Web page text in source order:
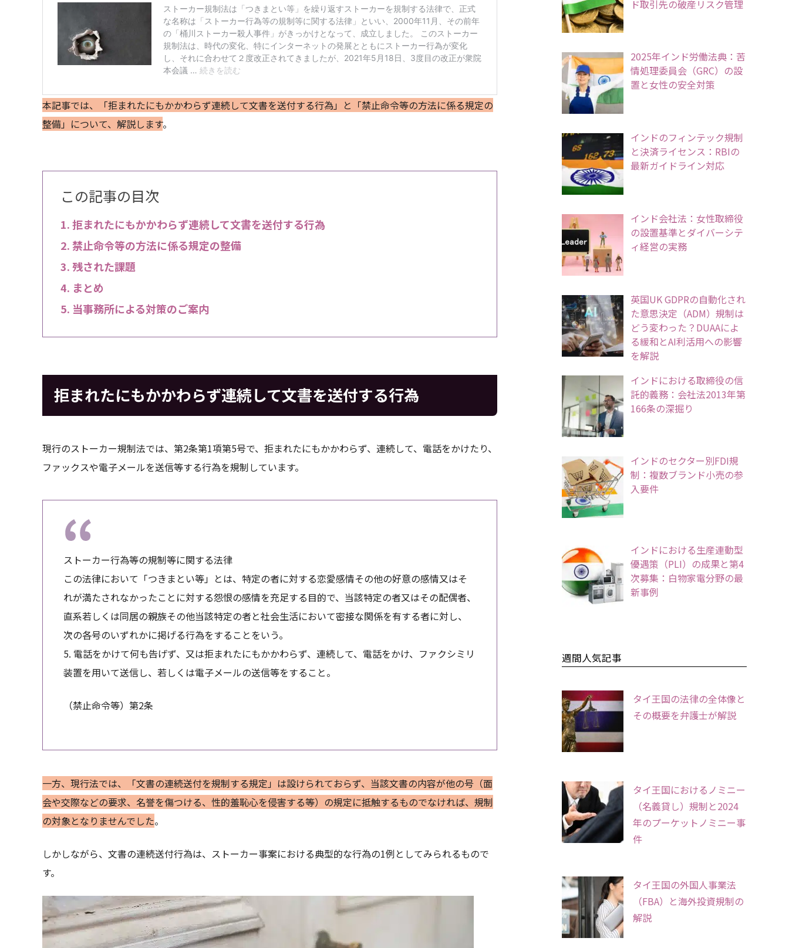
本記事では、「拒まれたにもかかわらず連続して文書を送付する行為」と「禁止命令等の方法に係る規定の
整備」について、解説します。
この記事の目次
拒まれたにもかかわらず連続して文書を送付する行為
禁止命令等の方法に係る規定の整備
残された課題
まとめ
当事務所による対策のご案内
拒まれたにもかかわらず連続して文書を送付する行為
現行のストーカー規制法では、第2条第1項第5号で、拒まれたにもかかわらず、連続して、電話をかけたり、
ファックスや電子メールを送信等する行為を規制しています。
ストーカー行為等の規制等に関する法律
この法律において「つきまとい等」とは、特定の者に対する恋愛感情その他の好意の感情又はそ
れが満たされなかったことに対する怨恨の感情を充足する目的で、当該特定の者又はその配偶者、
直系若しくは同居の親族その他当該特定の者と社会生活において密接な関係を有する者に対し、
次の各号のいずれかに掲げる行為をすることをいう。
5. 電話をかけて何も告げず、又は拒まれたにもかかわらず、連続して、電話をかけ、ファクシミリ
装置を用いて送信し、若しくは電子メールの送信等をすること。
（禁止命令等）第2条
一方、現行法では、「文書の連続送付を規制する規定」は設けられておらず、当該文書の内容が他の号（面
会や交際などの要求、名誉を傷つける、性的羞恥心を侵害する等）の規定に抵触するものでなければ、規制
の対象となりませんでした。
しかしながら、文書の連続送付行為は、ストーカー事案における典型的な行為の1例としてみられるもので
す。
ド取引先の破産リスク管理
2025年インド労働法典：苦
情処理委員会（GRC）の設
置と女性の安全対策
インドのフィンテック規制
と決済ライセンス：RBIの
最新ガイドライン対応
インド会社法：女性取締役
の設置基準とダイバーシテ
ィ経営の実務
英国UK GDPRの自動化され
た意思決定（ADM）規制は
どう変わった？DUAAによ
る緩和とAI利活用への影響
を解説
インドにおける取締役の信
託的義務：会社法2013年第
166条の深掘り
インドのセクター別FDI規
制：複数ブランド小売の参
入要件
インドにおける生産連動型
優遇策（PLI）の成果と第4
次募集：白物家電分野の最
新事例
週間人気記事
タイ王国の法律の全体像と
その概要を弁護士が解説
タイ王国におけるノミニー
（名義貸し）規制と2024
年のプーケットノミニー事
件
タイ王国の外国人事業法
（FBA）と海外投資規制の
解説